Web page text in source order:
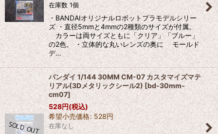
在庫数 1個
・BANDAIオリジナルロボットプラモデルシリー
ズ ・直径5mmと4mmの2種類のサイズが付属。
カラーは両サイズともに「クリア」「ブルー」
の2色。 ・立体的な丸いレンズの奥に モールド
デ…
バンダイ 1/144 30MM CM-07 カスタマイズマテ
リアル(3Dメタリックシール2) [bd-30mm-
cm07]
528円(税込)
希望小売価格: 528円
在庫なし